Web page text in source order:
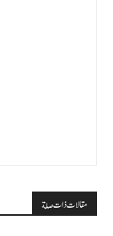
مقالات ذات صلة